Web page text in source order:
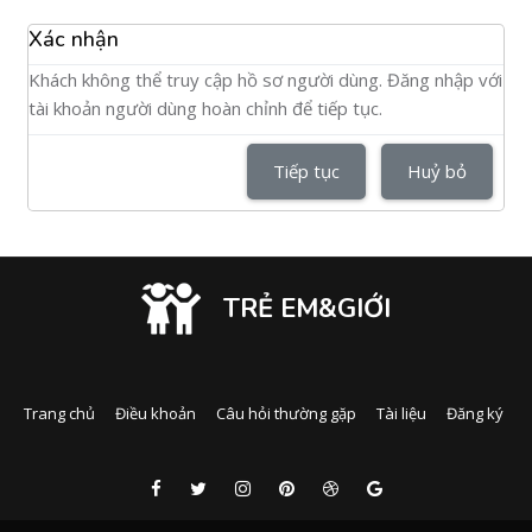
Xác nhận
Khách không thể truy cập hồ sơ người dùng. Đăng nhập với
tài khoản người dùng hoàn chỉnh để tiếp tục.
Tiếp tục Huỷ bỏ
TRẺ EM&GIỚI
Trang chủ Điều khoản Câu hỏi thường gặp Tài liệu Đăng ký